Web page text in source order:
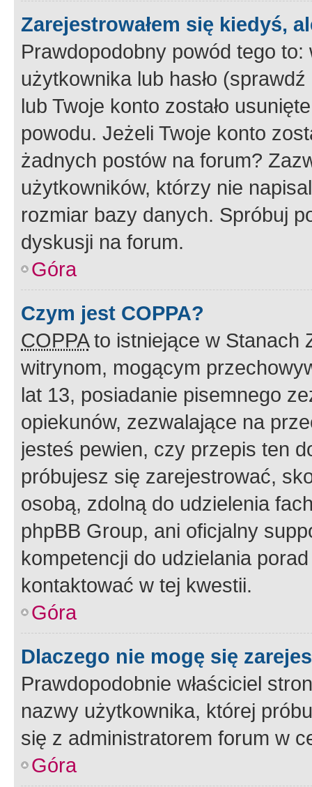
Zarejestrowałem się kiedyś,
Prawdopodobny powód tego to:
użytkownika lub hasło
lub Twoje konto zostało
powodu. Jeżeli Twoje konto
żadnych postów na forum?
użytkowników, którzy nie
rozmiar bazy danych. Spróbuj
dyskusji na forum.
Góra
Czym jest COPPA?
COPPAto istniejące w Stanach
witrynom, mogącym
lat 13, posiadanie pisemnego
opiekunów, zezwalające na
jesteś pewien, czy przepis ten
próbujesz się zarejestrować,
osobą, zdolną do udzielenia
phpBB Group, ani oficjalny
kompetencji do udzielania
kontaktować w tej kwestii.
Góra
Dlaczego nie mogę się
Prawdopodobnie właściciel
nazwy użytkownika, której
się z administratorem forum w
Góra